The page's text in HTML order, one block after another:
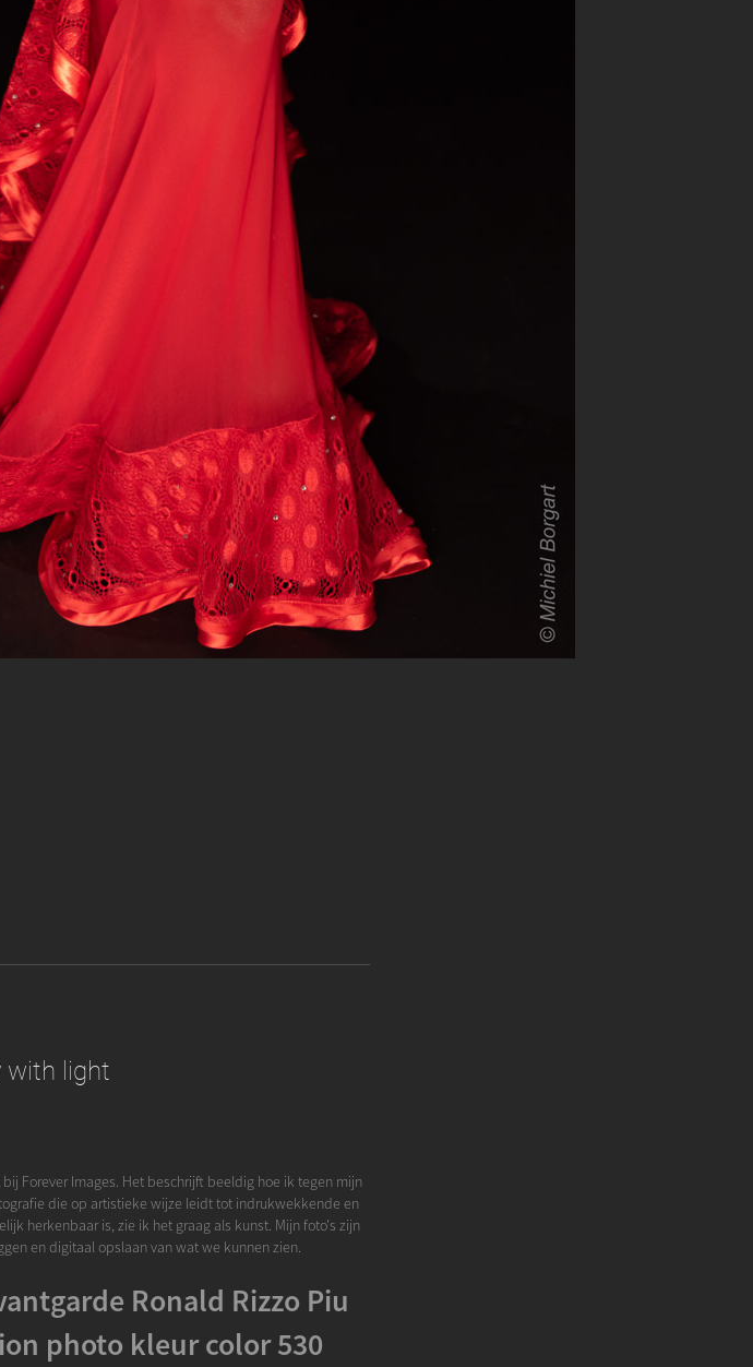
with light
Forever Images. Het beschrijft beeldig hoe ik tegen mijn
die op artistieke wijze leidt tot indrukwekkende en
herkenbaar is, zie ik het graag als kunst. Mijn foto's zijn
en digitaal opslaan van wat we kunnen zien.
Ronald Rizzo Piu
photo kleur color 530